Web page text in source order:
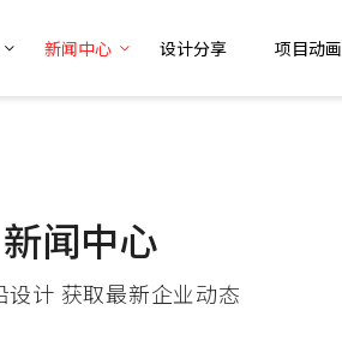
新闻中心 设计分享 项目动画
新闻中心
设计 获取最新企业动态